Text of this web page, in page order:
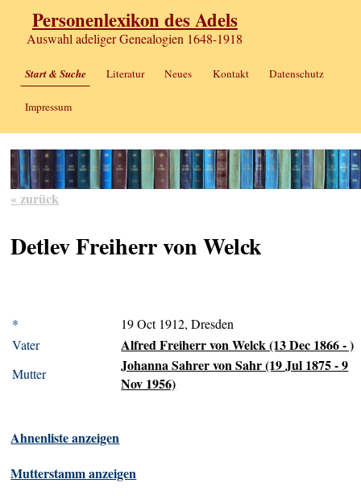
Personenlexikon des Adels
Auswahl adeliger Genealogien 1648-1918
Start & Suche Literatur Neues Kontakt Datenschutz
Impressum
« zurück
Detlev Freiherr von Welck
*
19 Oct 1912, Dresden
Vater
Alfred Freiherr von Welck (13 Dec 1866 - )
Mutter
Johanna Sahrer von Sahr (19 Jul 1875 - 9
Nov 1956)
Ahnenliste anzeigen
Mutterstamm anzeigen